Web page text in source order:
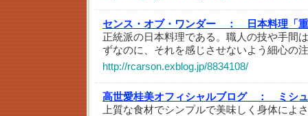
センス・オブ・ワンダー ：
日本料理「
正統派の日本料理である。職人の技や手間
ずなのに、それを感じさせないよう細心の
http://rcarson.exblog.jp/8834108/
高世愛桂美オフィシャルブログ ：
ミシ
上質な食材でシンプルで美味しく身体によ